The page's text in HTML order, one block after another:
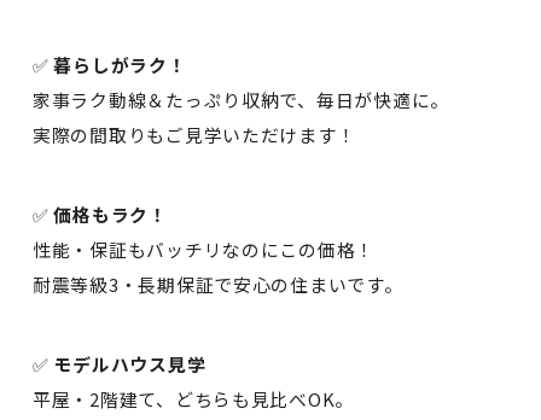
✅暮らしがラク！
家事ラク動線＆たっぷり収納で、毎日が快適に。
実際の間取りもご見学いただけます！
✅価格もラク！
性能・保証もバッチリなのにこの価格！
耐震等級3・長期保証で安心の住まいです。
✅ モデルハウス見学
平屋・2階建て、どちらも見比べOK。